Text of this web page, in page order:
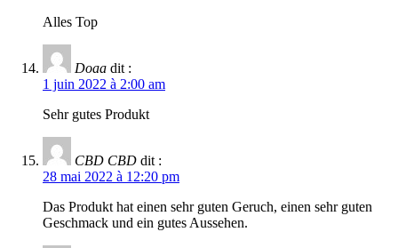
Alles Top
Doaa dit :
1 juin 2022 à 2:00 am
Sehr gutes Produkt
CBD CBD dit :
28 mai 2022 à 12:20 pm
Das Produkt hat einen sehr guten Geruch, einen sehr guten
Geschmack und ein gutes Aussehen.